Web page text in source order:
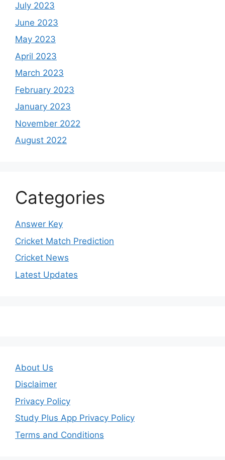
July 2023
June 2023
May 2023
April 2023
March 2023
February 2023
January 2023
November 2022
August 2022
Categories
Answer Key
Cricket Match Prediction
Cricket News
Latest Updates
About Us
Disclaimer
Privacy Policy
Study Plus App Privacy Policy
Terms and Conditions